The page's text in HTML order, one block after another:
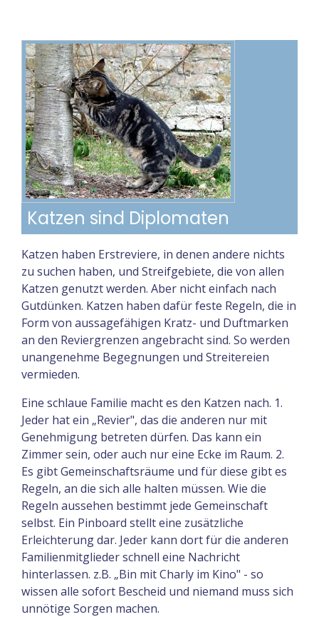
Katzen sind Diplomaten
Katzen haben Erstreviere, in denen andere nichts
zu suchen haben, und Streifgebiete, die von allen
Katzen genutzt werden. Aber nicht einfach nach
Gutdünken. Katzen haben dafür feste Regeln, die in
Form von aussagefähigen Kratz- und Duftmarken
an den Reviergrenzen angebracht sind. So werden
unangenehme Begegnungen und Streitereien
vermieden.
Eine schlaue Familie macht es den Katzen nach. 1.
Jeder hat ein „Revier", das die anderen nur mit
Genehmigung betreten dürfen. Das kann ein
Zimmer sein, oder auch nur eine Ecke im Raum. 2.
Es gibt Gemeinschaftsräume und für diese gibt es
Regeln, an die sich alle halten müssen. Wie die
Regeln aussehen bestimmt jede Gemeinschaft
selbst. Ein Pinboard stellt eine zusätzliche
Erleichterung dar. Jeder kann dort für die anderen
Familienmitglieder schnell eine Nachricht
hinterlassen. z.B. „Bin mit Charly im Kino" - so
wissen alle sofort Bescheid und niemand muss sich
unnötige Sorgen machen.